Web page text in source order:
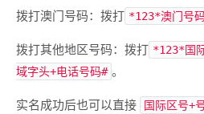
拨打澳门号码：拨打 *123*澳门号
拨打其他地区号码：拨打 *123*国
域字头+电话号码# 。
实名成功后也可以直接
国际区号+